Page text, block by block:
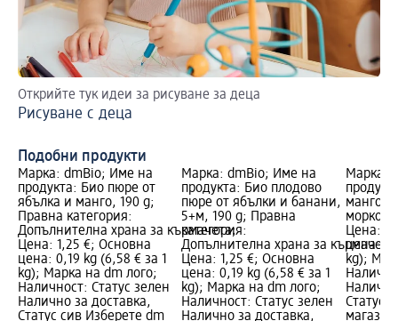
Открийте тук идеи за рисуване за деца
Рисуване с деца
Подобни продукти
Марка: dmBio; Име на
продукта: Био пюре от
ябълка и манго, 190 g;
Правна категория:
Допълнителна храна за кърмачета;
Цена: 1,25 €; Основна
цена: 0,19 kg (6,58 € за 1
kg); Марка на dm лого;
Наличност: Статус зелен
Налично за доставка,
Статус сив Изберете dm
Марка: dmBio; Име на
продукта: Био плодово
пюре от ябълки и банани,
5+м, 190 g; Правна
категория:
Допълнителна храна за
Цена: 1,25 €; Основна
цена: 0,19 kg (6,58 € за 1
kg); Марка на dm лого;
Наличност: Статус зелен
Налично за доставка,
Марка:
манго,
морков,
Цена:
цена:
kg);
Статус
магазин